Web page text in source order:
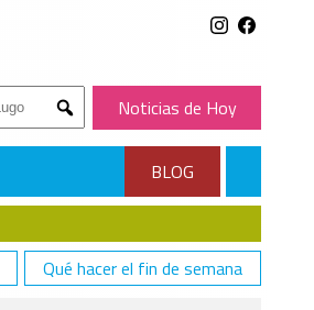
Submit
Noticias de Hoy
BLOG
Qué hacer el fin de semana